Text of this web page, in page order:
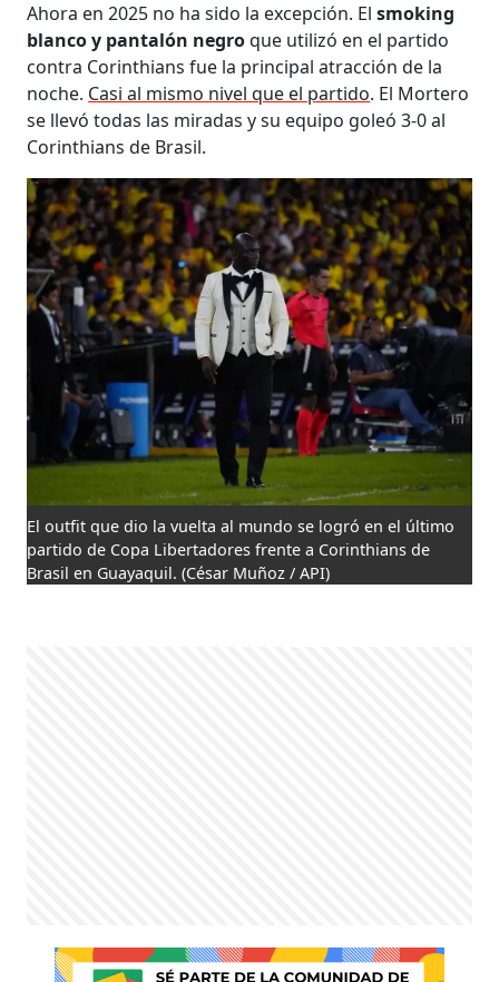
Ahora en 2025 no ha sido la excepción. Elsmoking
blanco y pantalón negroque utilizó en el partido
contra Corinthians fue la principal atracción de la
noche. Casi al mismo nivel que el partido. El Mortero
se llevó todas las miradas y su equipo goleó 3-0 al
Corinthians de Brasil.
El outfit que dio la vuelta al mundo se logró en el último
partido de Copa Libertadores frente a Corinthians de
Brasil en Guayaquil. (César Muñoz / API)